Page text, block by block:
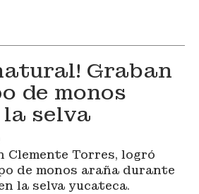
Graban
de monos
selva
Clemente Torres, logró
de monos araña durante
la selva yucateca.